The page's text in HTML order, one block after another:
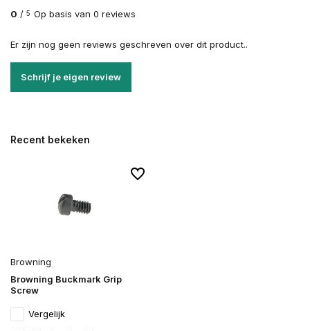
0 / 5 Op basis van 0 reviews
Er zijn nog geen reviews geschreven over dit product..
Schrijf je eigen review
Recent bekeken
Browning
Browning Buckmark Grip
Screw
Vergelijk